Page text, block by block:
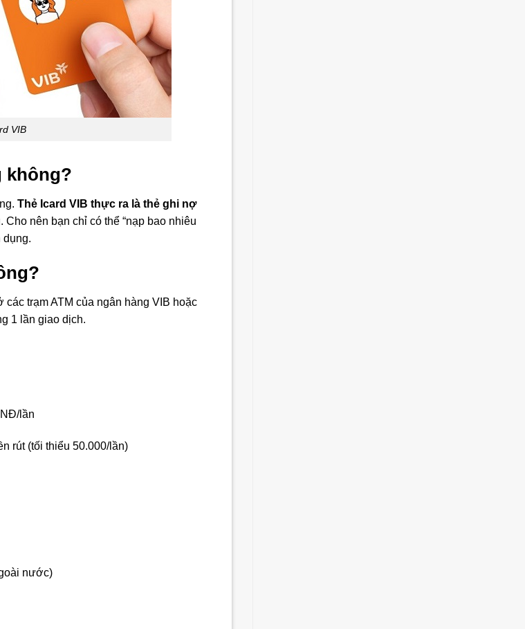
VIB
không?
Thẻ Icard VIB thực ra là thẻ ghi nợ
nên bạn chỉ có thể “nạp bao nhiêu
dụng.
trạm ATM của ngân hàng VIB hoặc
1 lần giao dịch.
lần
rút (tối thiểu 50.000/lần)
nước)